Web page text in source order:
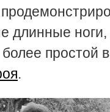
длинные
простой
.